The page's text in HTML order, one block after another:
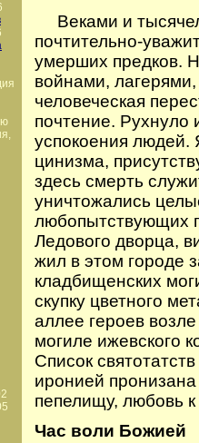
Веками и
почтительно-
умерших предков.
войнами,
человеческая
почтение. Рухнуло
успокоения людей.
цинизма,
здесь смерть
уничтожались
любопытствующих
Ледового дворца,
жил в этом городе
кладбищенских
скупку цветного
аллее героев
могиле ижевского
Список
иронией
пепелищу, любовь
Час воли Божией